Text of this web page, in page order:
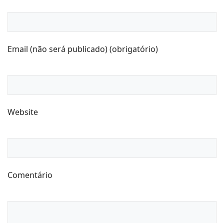
Email (não será publicado) (obrigatório)
Website
Comentário